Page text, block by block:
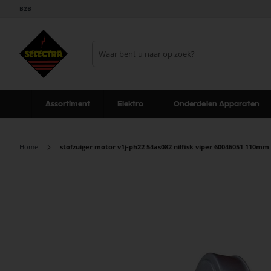
B2B
Assortiment Elektro Onderdelen Apparaten
Home stofzuiger motor v1j-ph22 54as082 nilfisk viper 60046051